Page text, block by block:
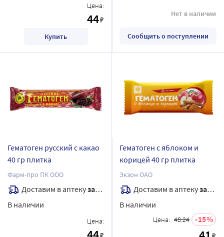
Цена:
44₽
Купить
Нет в наличии
Сообщить о поступлении
Гематоген русский с какао
40 гр плитка
Фарм-про ПК ООО
Доставим в аптекузавтра
В наличии
Цена:
₽
Гематоген с яблоком и
корицей 40 гр плитка
Экзон ОАО
Доставим в аптекузавтра
В наличии
Цена: 48.24 15